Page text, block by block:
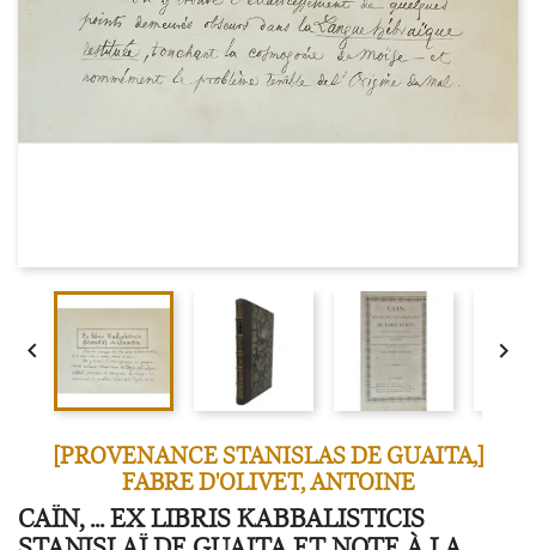
 
[PROVENANCE STANISLAS DE GUAITA,]
FABRE D'OLIVET, ANTOINE
CAÏN, ... EX LIBRIS KABBALISTICIS